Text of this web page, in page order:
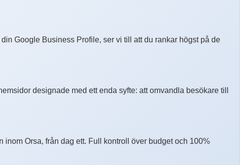
Google Business Profile, ser vi till att du rankar högst på de
designade med ett enda syfte: att omvandla besökare till
Orsa, från dag ett. Full kontroll över budget och 100%